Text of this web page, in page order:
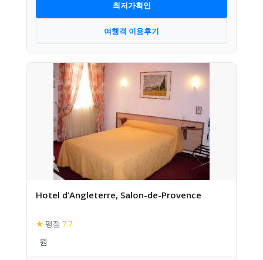
최저가확인
여행객 이용후기
Hotel d’Angleterre, Salon-de-Provence
★ 평점 7.7